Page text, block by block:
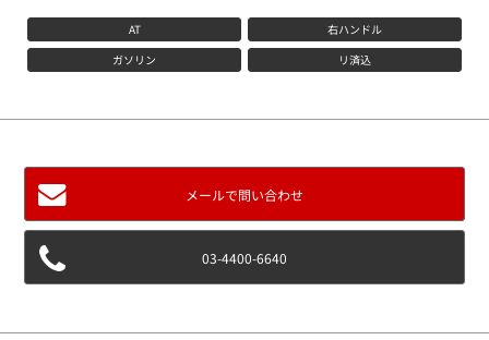
パッケージカー
パッケージカーとは？
依頼フロー
保証について
AT
右ハンドル
ガソリン
リ済込
メールで問い合わせ
03-4400-6640